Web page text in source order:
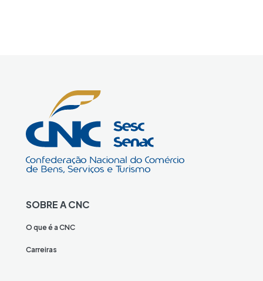
SOBRE A CNC
O que é a CNC
Carreiras